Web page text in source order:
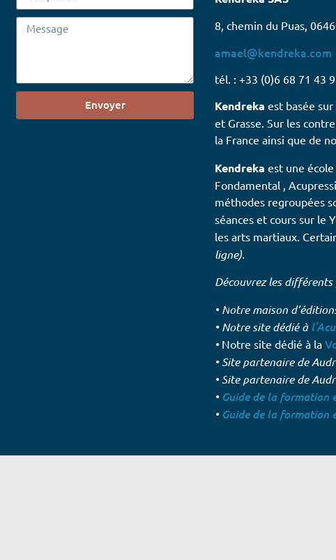
Envoyer
8, chemin du Puas,
amael@kendreka.com
tél. : +33 (0)6 68 71 43
Kendreka est basée
et Grasse. Sur les
la France ainsi que de
Kendreka est une
Fondamental ,
méthodes regroupées
séances et cours sur le
les arts martiaux.
ligne).
Découvrez les différents
• Notre maison
•Notre site dédié à
• Notre site dédié à la
• Site partenaire de
• Site partenaire de
• Guide de la formation
• Guide de la formation